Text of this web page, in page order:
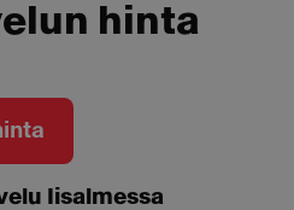
hinta
Iisalmessa